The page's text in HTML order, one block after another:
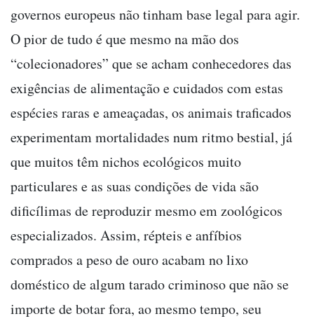
governos europeus não tinham base legal para agir.
O pior de tudo é que mesmo na mão dos
“colecionadores” que se acham conhecedores das
exigências de alimentação e cuidados com estas
espécies raras e ameaçadas, os animais traficados
experimentam mortalidades num ritmo bestial, já
que muitos têm nichos ecológicos muito
particulares e as suas condições de vida são
dificílimas de reproduzir mesmo em zoológicos
especializados. Assim, répteis e anfíbios
comprados a peso de ouro acabam no lixo
doméstico de algum tarado criminoso que não se
importe de botar fora, ao mesmo tempo, seu